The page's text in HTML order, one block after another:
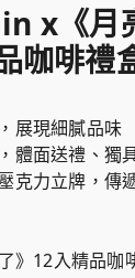
x《月
咖啡禮
展現細膩品味
體面送禮、獨
克力立牌，傳
》12入精品咖